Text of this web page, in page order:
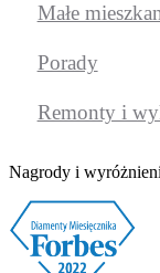
Małe
Porady
Remonty i
Nagrody i